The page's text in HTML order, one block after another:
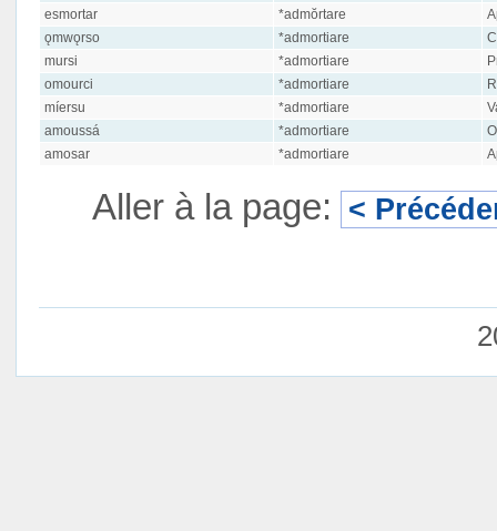
esmortar
*admŏrtare
ǫmwǫrso
*admortiare
mursi
*admortiare
omourci
*admortiare
míersu
*admortiare
amoussá
*admortiare
amosar
*admortiare
Aller à la page: <